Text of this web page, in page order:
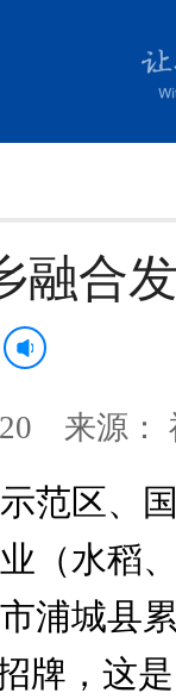
融合
来源：
区、国
（水稻
浦城县
牌，这